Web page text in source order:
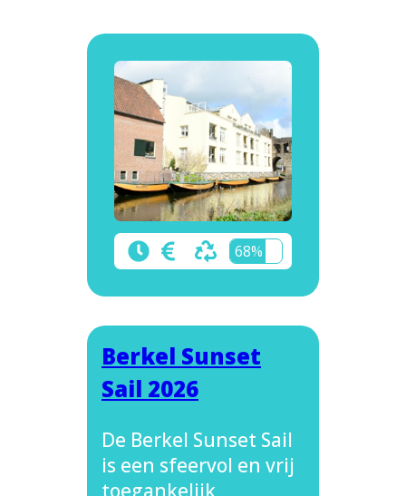
68%
Berkel Sunset
Sail 2026
De Berkel Sunset Sail
is een sfeervol en vrij
toegankelijk